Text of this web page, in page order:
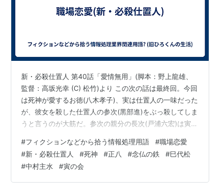
新・必殺仕置人 第40話「愛情無用」(脚本：野上龍雄、
監督：高坂光幸 (C) 松竹)より この次の話は最終回。今回
は死神が愛するお徳(八木孝子)、実は仕置人の一味だった
が、彼女を殺した仕置人の参次(黒部進)をぶっ殺してしま
うと言うのが大筋だ。参次の親分の長次(戸浦六宏)は寅の
り、百両から競るように要求。虎はこの要求を渋々飲
み、長次は自分で百両そのままで競り落とすことを目論
んだが、後述する理由から鉄が十両で競り落としてい
た。 実は死神は正八の手引きでお徳の遺体を引き取り、
#フィクションなどから拾う情報処理用語 #職場恋愛
#新・必殺仕置人 #死神 #正八 #念仏の鉄 #巳代松
#中村主水 #寅の会